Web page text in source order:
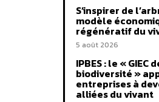
S’inspirer de
modèle
régénératif du
5 août 2026
IPBES : le « GIEC
biodiversité »
entreprises à
alliées du vivant